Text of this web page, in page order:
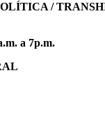
/
a 7p.m.